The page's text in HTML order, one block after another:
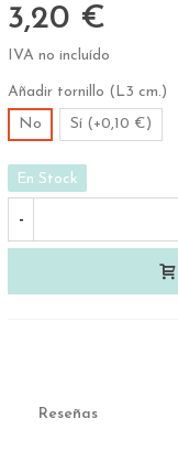
3,20 €
IVA no incluído
Añadir tornillo (L3 cm.)
No
Sí (+0,10 €)
En Stock
-
Reseñas